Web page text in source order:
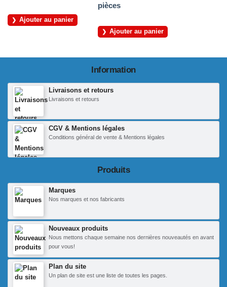
Ajouter au panier
pièces
Ajouter au panier
Information
Livraisons et retours
Livraisons et retours
CGV & Mentions légales
Conditions général de vente & Mentions légales
Produits
Marques
Nos marques et nos fabricants
Nouveaux produits
Nous mettons chaque semaine nos dernières nouveautés en avant
pour vous!
Plan du site
Un plan de site est une liste de toutes les pages.